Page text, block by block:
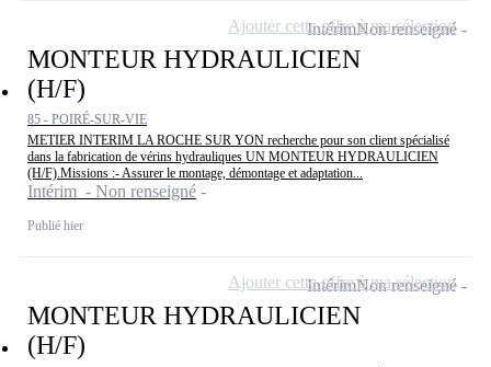
MONTEUR HYDRAULICIEN
(H/F)
85 - POIRÉ-SUR-VIE
METIER INTERIM LA ROCHE SUR YON recherche pour son client spécialisé
dans la fabrication de vérins hydrauliques UN MONTEUR HYDRAULICIEN
(H/F).Missions :- Assurer le montage, démontage et adaptation...
Intérim - Non renseigné
Publié hier
IntérimNon renseigné
Ajouter cette offre à ma sélection
MONTEUR HYDRAULICIEN
(H/F)
IntérimNon renseigné
Ajouter cette offre à ma sélection